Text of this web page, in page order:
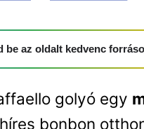
be az oldalt kedvenc
golyó egy
bonbon